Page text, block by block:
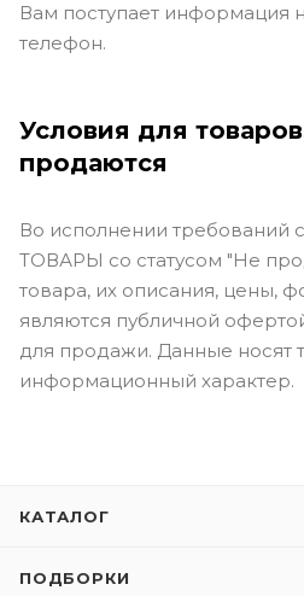
Вам поступает
телефон.
Условия для
продаются
Во исполнении требований
ТОВАРЫ со статусом "Не
товара, их описания, цены,
являются публичной
для продажи. Данные носят
информационный характер.
КАТАЛОГ
ПОДБОРКИ